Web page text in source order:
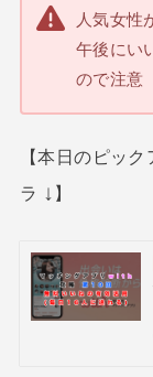
人気女性
午後にい
ので注意
【本日のピッ
ラ ↓ 】